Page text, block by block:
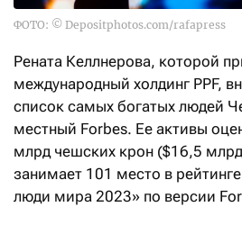
ФОТО: © Depositphotos.com/rafapress
Рената Келлнерова, которой
международный холдинг PPF,
список самых богатых людей
местный Forbes. Ее активы
млрд чешских крон ($16,5
занимает 101 место в
люди мира 2023» по версии